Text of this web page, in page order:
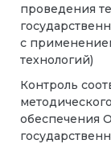
проведения
с
технологий)
Контроль
обеспечения